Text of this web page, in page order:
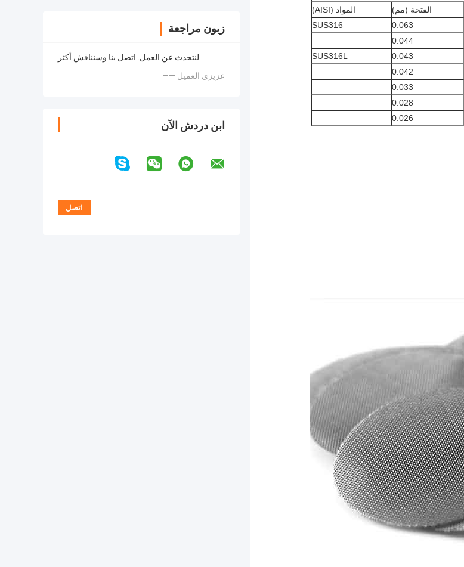
زبون مراجعة
لنتحدث عن العمل. اتصل بنا وسنناقش أكثر.
—— عزيزي العميل
ابن دردش الآن
الفتحة (مم)
المواد (AISI)
0.063
SUS316
0.044
0.043
SUS316L
0.042
0.033
0.028
0.026